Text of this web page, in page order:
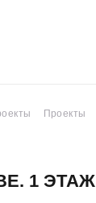
Проекты
1 ЭТАЖ